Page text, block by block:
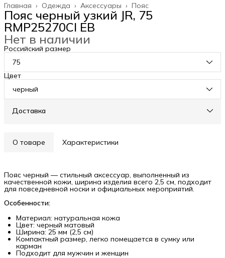
Пояс
Аксессуары ›
Одежда ›
Главная ›
Пояс черный узкий JR, 75
RMP25270CI EB
Нет в наличии
Российский размер
75
Цвет
черный
Доставка
О товаре Характеристики
Пояс черный — стильный аксессуар, выполненный из
качественной кожи, ширина изделия всего 2,5 см, подходит
для повседневной носки и официальных мероприятий.
Особенности:
Материал: натуральная кожа
Цвет: черный матовый
Ширина: 25 мм (2,5 см)
Компактный размер, легко помещается в сумку или
карман
Подходит для мужчин и женщин